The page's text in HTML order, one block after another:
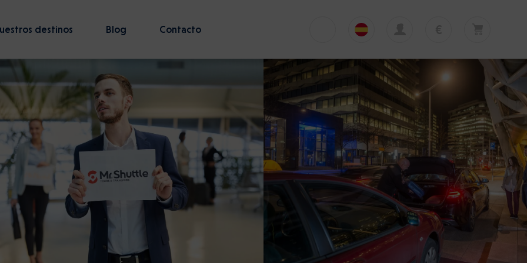
destinos Blog Contacto
English
Polski
Deutsch
Italiano
Español
€
£
PLN
USD
Su cesta está vacía
Su cesta está vacía. Añadir primera excursión
o traslado